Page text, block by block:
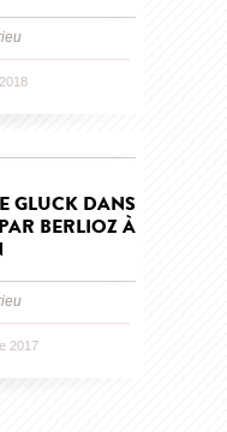
GLUCK DANS
BERLIOZ À
2017